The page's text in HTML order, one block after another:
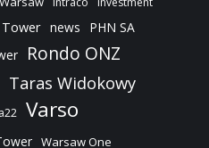
Tower news PHN SA
Rondo ONZ
Taras Widokowy
Varso
Warsaw One